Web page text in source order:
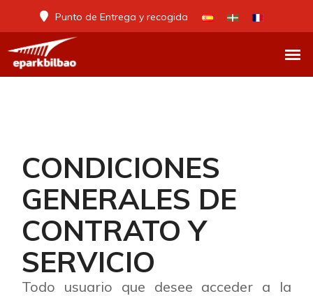
Punto de Entrega y recogida
CONDICIONES
GENERALES DE
CONTRATO Y
SERVICIO
Todo usuario que desee acceder a la